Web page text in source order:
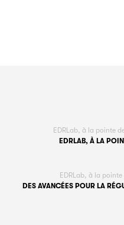
EDRLab, à la pointe
EDRLAB, À LA
EDRLab, à la
DES AVANCÉES POUR LA